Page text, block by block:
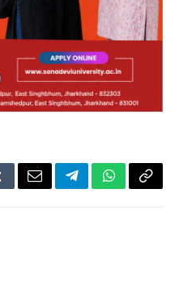
EmailTelegramWhatsApp
Copy